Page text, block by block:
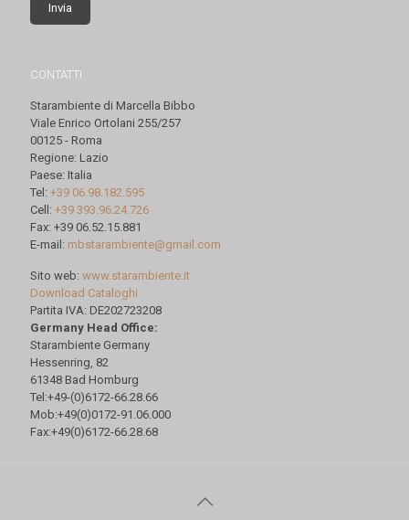
CONTATTI
Starambiente di Marcella Bibbo
Viale Enrico Ortolani 255/257
00125 - Roma
Regione: Lazio
Paese: Italia
Tel: +39 06.98.182.595
Cell: +39 393.96.24.726
Fax: +39 06.52.15.881
E-mail: mbstarambiente@gmail.com
Sito web: www.starambiente.it
Download Cataloghi
Partita IVA: DE202723208
Germany Head Office:
Starambiente Germany
Hessenring, 82
61348 Bad Homburg
Tel:+49-(0)6172-66.28.66
Mob:+49(0)0172-91.06.000
Fax:+49(0)6172-66.28.68